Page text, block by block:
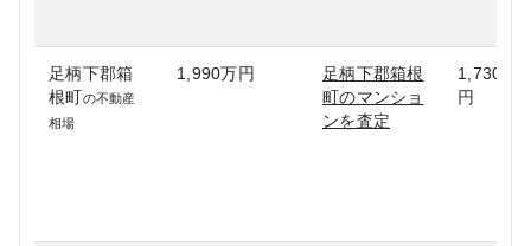
足柄下郡箱
根町の不動産
相場
1,990万円
足柄下郡箱根
町のマンショ
ンを査定
1,730万
円